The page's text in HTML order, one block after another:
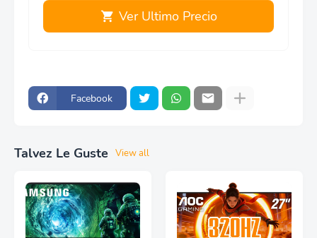
Ver Ultimo Precio
Facebook
Talvez Le Guste View all